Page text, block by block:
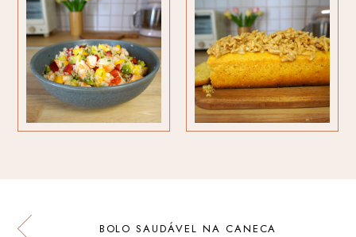
BOLO SAUDÁVEL NA CANECA